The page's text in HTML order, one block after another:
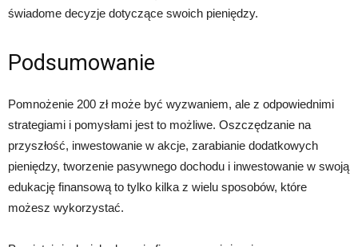
świadome decyzje dotyczące swoich pieniędzy.
Podsumowanie
Pomnożenie 200 zł może być wyzwaniem, ale z odpowiednimi
strategiami i pomysłami jest to możliwe. Oszczędzanie na
przyszłość, inwestowanie w akcje, zarabianie dodatkowych
pieniędzy, tworzenie pasywnego dochodu i inwestowanie w swoją
edukację finansową to tylko kilka z wielu sposobów, które
możesz wykorzystać.